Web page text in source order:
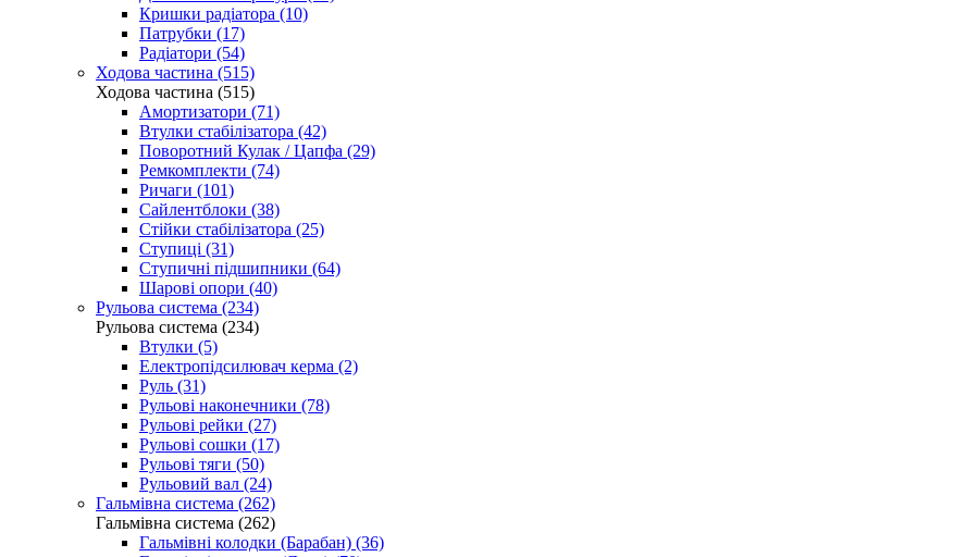
Кришки радіатора (10)
Патрубки (17)
Радіатори (54)
Ходова частина (515)
Ходова частина (515)
Амортизатори (71)
Втулки стабілізатора (42)
Поворотний Кулак / Цапфа (29)
Ремкомплекти (74)
Ричаги (101)
Сайлентблоки (38)
Стійки стабілізатора (25)
Ступиці (31)
Ступичні підшипники (64)
Шарові опори (40)
Рульова система (234)
Рульова система (234)
Втулки (5)
Електропідсилювач керма (2)
Руль (31)
Рульові наконечники (78)
Рульові рейки (27)
Рульові сошки (17)
Рульові тяги (50)
Рульовий вал (24)
Гальмівна система (262)
Гальмівна система (262)
Гальмівні колодки (Барабан) (36)